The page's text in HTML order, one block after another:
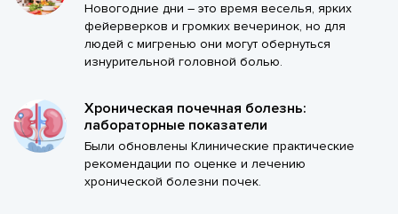
Новогодние дни – это время веселья, ярких
фейерверков и громких вечеринок, но для
людей с мигренью они могут обернуться
изнурительной головной болью.
Хроническая почечная болезнь:
лабораторные показатели
Были обновлены Клинические практические
рекомендации по оценке и лечению
хронической болезни почек.